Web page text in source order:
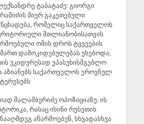
ტაბატაძე: გიორგი
მიერ გაკეთებული
რომელიც საქართველოს
მთლიანობისათვის
ომის დროს ტყვეების
დამოკიდებულებას ეხებოდა,
უკიდურესად უპასუხისმგებლო
აზიანებს საქართველოს ეროვნულ
შალამბერიძე ოპოზიციაზე: ის
რასაც ისინი რუსეთის
აწარმოებენ, სხვადასხვა